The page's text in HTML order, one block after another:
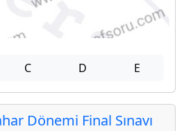
C D E
Dönemi Final Sınavı